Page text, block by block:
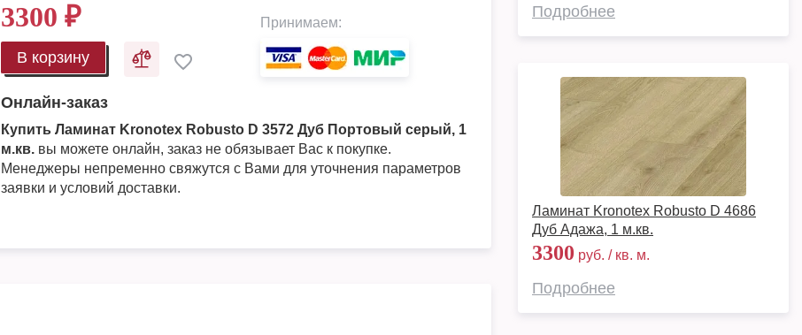
3300 ₽
В корзину
Принимаем:
Онлайн-заказ
Купить Ламинат Kronotex Robusto D 3572 Дуб Портовый серый, 1
м.кв. вы можете онлайн, заказ не обязывает Вас к покупке.
Менеджеры непременно свяжутся с Вами для уточнения параметров
заявки и условий доставки.
Подробнее
Ламинат Kronotex Robusto D 4686
Дуб Адажа, 1 м.кв.
3300 руб. / кв. м.
Подробнее